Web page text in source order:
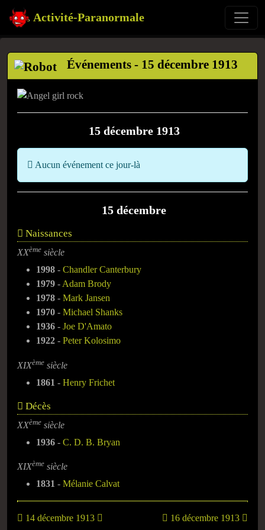
Activité-Paranormale
Événements - 15 décembre 1913
15 décembre 1913
Aucun événement ce jour-là
15 décembre
Naissances
XXème siècle
1998 - Chandler Canterbury
1979 - Adam Brody
1978 - Mark Jansen
1970 - Michael Shanks
1936 - Joe D'Amato
1922 - Peter Kolosimo
XIXème siècle
1861 - Henry Frichet
Décès
XXème siècle
1936 - C. D. B. Bryan
XIXème siècle
1831 - Mélanie Calvat
14 décembre 1913 16 décembre 1913